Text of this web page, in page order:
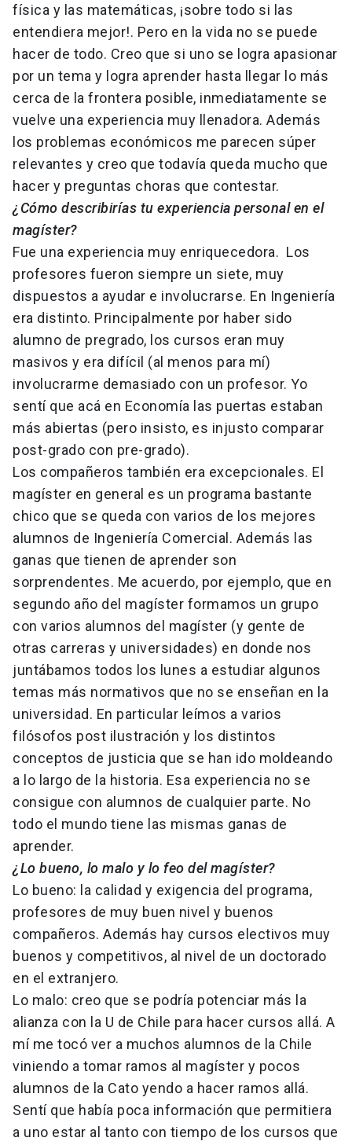
física y las matemáticas, ¡sobre todo si las
entendiera mejor!. Pero en la vida no se puede
hacer de todo. Creo que si uno se logra apasionar
por un tema y logra aprender hasta llegar lo más
cerca de la frontera posible, inmediatamente se
vuelve una experiencia muy llenadora. Además
los problemas económicos me parecen súper
relevantes y creo que todavía queda mucho que
hacer y preguntas choras que contestar.
¿Cómo describirías tu experiencia personal en el
magíster?
Fue una experiencia muy enriquecedora. Los
profesores fueron siempre un siete, muy
dispuestos a ayudar e involucrarse. En Ingeniería
era distinto. Principalmente por haber sido
alumno de pregrado, los cursos eran muy
masivos y era difícil (al menos para mí)
involucrarme demasiado con un profesor. Yo
sentí que acá en Economía las puertas estaban
más abiertas (pero insisto, es injusto comparar
post-grado con pre-grado).
Los compañeros también era excepcionales. El
magíster en general es un programa bastante
chico que se queda con varios de los mejores
alumnos de Ingeniería Comercial. Además las
ganas que tienen de aprender son
sorprendentes. Me acuerdo, por ejemplo, que en
segundo año del magíster formamos un grupo
con varios alumnos del magíster (y gente de
otras carreras y universidades) en donde nos
juntábamos todos los lunes a estudiar algunos
temas más normativos que no se enseñan en la
universidad. En particular leímos a varios
filósofos post ilustración y los distintos
conceptos de justicia que se han ido moldeando
a lo largo de la historia. Esa experiencia no se
consigue con alumnos de cualquier parte. No
todo el mundo tiene las mismas ganas de
aprender.
¿Lo bueno, lo malo y lo feo del magíster?
Lo bueno: la calidad y exigencia del programa,
profesores de muy buen nivel y buenos
compañeros. Además hay cursos electivos muy
buenos y competitivos, al nivel de un doctorado
en el extranjero.
Lo malo: creo que se podría potenciar más la
alianza con la U de Chile para hacer cursos allá. A
mí me tocó ver a muchos alumnos de la Chile
viniendo a tomar ramos al magíster y pocos
alumnos de la Cato yendo a hacer ramos allá.
Sentí que había poca información que permitiera
a uno estar al tanto con tiempo de los cursos que